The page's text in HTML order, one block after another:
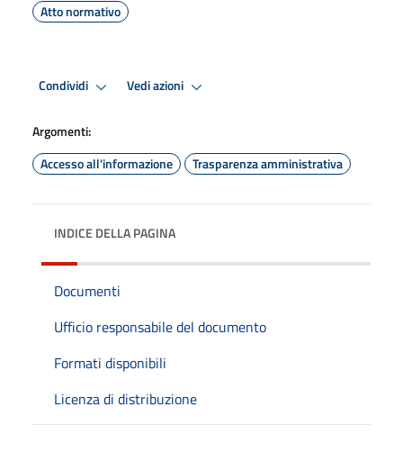
Atto normativo
Condividi Vedi azioni
Argomenti:
Accesso all'informazione
Trasparenza amministrativa
INDICE DELLA PAGINA
Documenti
Ufficio responsabile del documento
Formati disponibili
Licenza di distribuzione